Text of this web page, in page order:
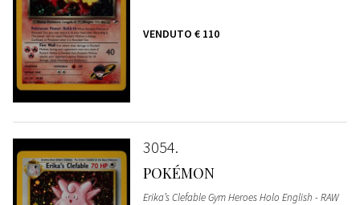
VENDUTO € 110
3054
POKÉMON
Erika’s Clefable Gym Heroes Holo English - RAW